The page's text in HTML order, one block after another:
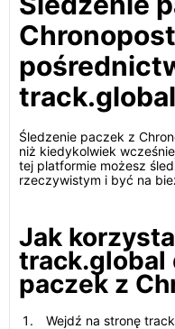
track.global
Śledzenie paczek z
niż kiedykolwiek
tej platformie możesz
rzeczywistym i być na
Jak
track.global
paczek z
Wejdź na stronę